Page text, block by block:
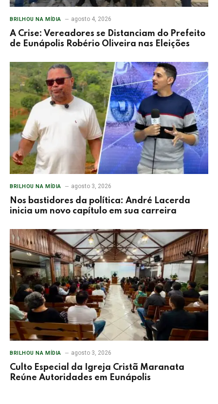
BRILHOU NA MÍDIA agosto 4, 2026
A Crise: Vereadores se Distanciam do Prefeito
de Eunápolis Robério Oliveira nas Eleições
BRILHOU NA MÍDIA agosto 3, 2026
Nos bastidores da política: André Lacerda
inicia um novo capítulo em sua carreira
BRILHOU NA MÍDIA agosto 3, 2026
Culto Especial da Igreja Cristã Maranata
Reúne Autoridades em Eunápolis